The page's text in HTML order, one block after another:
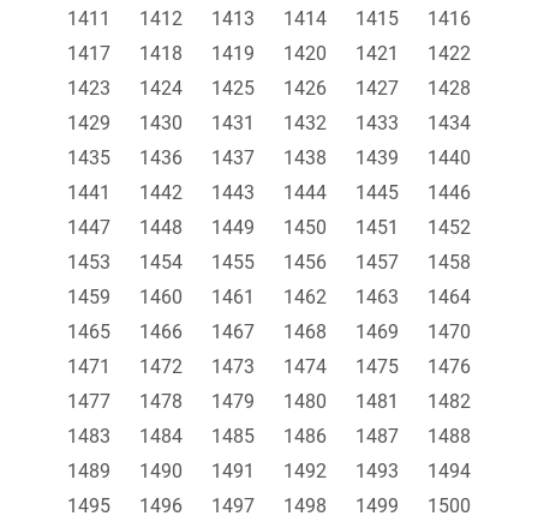
1411
1412 1413 1414 1415
1416
1417
1418 1419 1420 1421
1422
1423
1424 1425 1426 1427
1428
1429
1430 1431 1432 1433
1434
1435
1436 1437 1438 1439
1440
1441
1442 1443 1444 1445
1446
1447
1448 1449 1450 1451
1452
1453
1454 1455 1456 1457
1458
1459
1460 1461 1462 1463
1464
1465
1466 1467 1468 1469
1470
1471
1472 1473 1474 1475
1476
1477
1478 1479 1480 1481
1482
1483
1484 1485 1486 1487
1488
1489
1490 1491 1492 1493
1494
1495
1496 1497 1498 1499
1500